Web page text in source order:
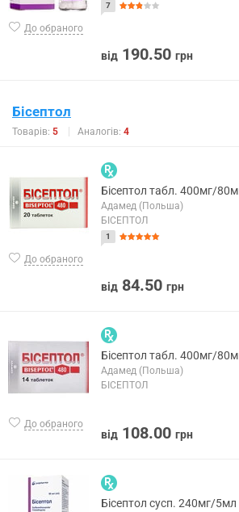
До обраного
7
від 190.50 грн
Бісептол
Товарів: 5 Аналогів: 4
До обраного
Бісептол табл. 400мг/
Адамед (Польша)
БІСЕПТОЛ
1
від 84.50 грн
До обраного
Бісептол табл. 400мг/
Адамед (Польша)
БІСЕПТОЛ
від 108.00 грн
Бісептол сусп. 240мг/